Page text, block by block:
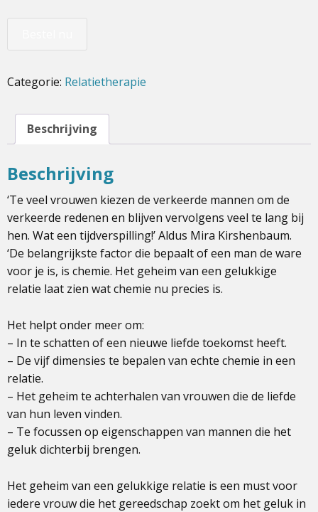
Categorie: Relatietherapie
Beschrijving
Beschrijving
‘Te veel vrouwen kiezen de verkeerde mannen om de
verkeerde redenen en blijven vervolgens veel te lang bij
hen. Wat een tijdverspilling!’ Aldus Mira Kirshenbaum.
‘De belangrijkste factor die bepaalt of een man de ware
voor je is, is chemie. Het geheim van een gelukkige
relatie laat zien wat chemie nu precies is.
Het helpt onder meer om:
– In te schatten of een nieuwe liefde toekomst heeft.
– De vijf dimensies te bepalen van echte chemie in een
relatie.
– Het geheim te achterhalen van vrouwen die de liefde
van hun leven vinden.
– Te focussen op eigenschappen van mannen die het
geluk dichterbij brengen.
Het geheim van een gelukkige relatie is een must voor
iedere vrouw die het gereedschap zoekt om het geluk in